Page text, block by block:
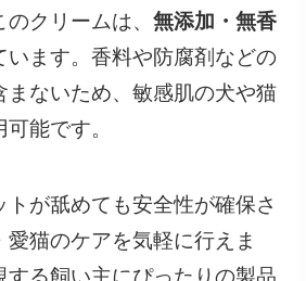
のクリームは、無添加・無香
います。香料や防腐剤などの
まないため、敏感肌の犬や猫
能です。
トが舐めても安全性が確保さ
猫のケアを気軽に行えま
する飼い主にぴったりの製品